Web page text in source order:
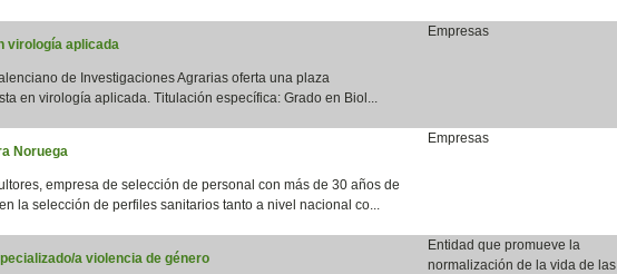
virología aplicada
de Investigaciones Agrarias oferta una plaza
en virología aplicada. Titulación específica: Grado en Biol...
Empresas
Noruega
empresa de selección de personal con más de 30 años de
la selección de perfiles sanitarios tanto a nivel nacional co...
Empresas
a violencia de género
Entidad que promueve la
normalización de la vida de las